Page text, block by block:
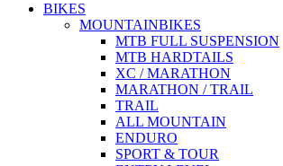
BIKES
MOUNTAINBIKES
MTB FULL SUSPENSION
MTB HARDTAILS
XC / MARATHON
MARATHON / TRAIL
TRAIL
ALL MOUNTAIN
ENDURO
SPORT & TOUR